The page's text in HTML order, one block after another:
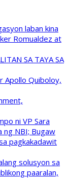
laban kina
Romualdez at
SA TAYA SA
Apollo Quiboloy,
ni VP Sara
ng NBI; Bugaw
pagkakadawit
solusyon sa
paaralan,